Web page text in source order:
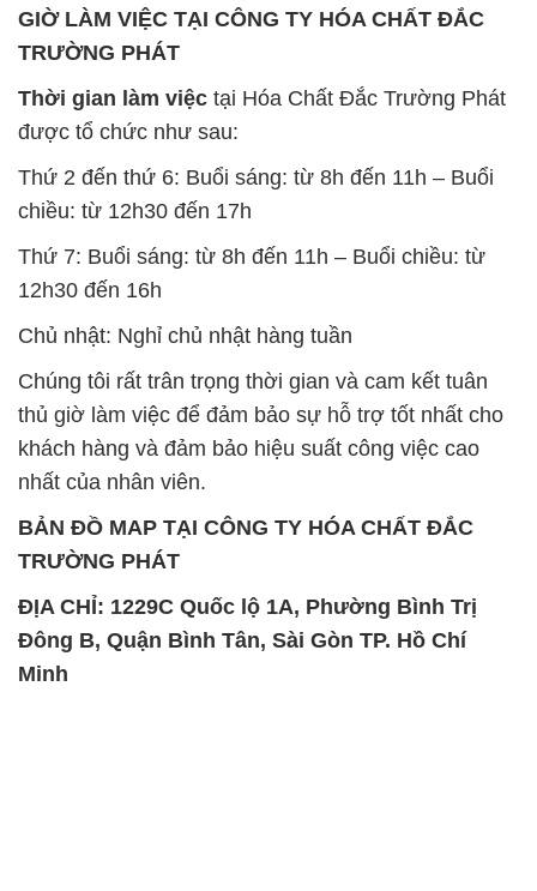
Thứ 2 đến thứ 6: Buổi sáng: từ 8h đến 11h – Buổi
chiều: từ 12h30 đến 17h
Thứ 7: Buổi sáng: từ 8h đến 11h – Buổi chiều: từ
12h30 đến 16h
Chủ nhật: Nghỉ chủ nhật hàng tuần
thủ giờ làm việc để đảm bảo sự hỗ trợ tốt nhất cho
khách hàng và đảm bảo hiệu suất công việc cao
nhất của nhân viên.
BẢN ĐỒ MAP TẠI CÔNG TY HÓA CHẤT ĐẮC
TRƯỜNG PHÁT
ĐỊA CHỈ: 1229C Quốc lộ 1A, Phường Bình Trị
Đông B, Quận Bình Tân, Sài Gòn TP. Hồ Chí
Minh